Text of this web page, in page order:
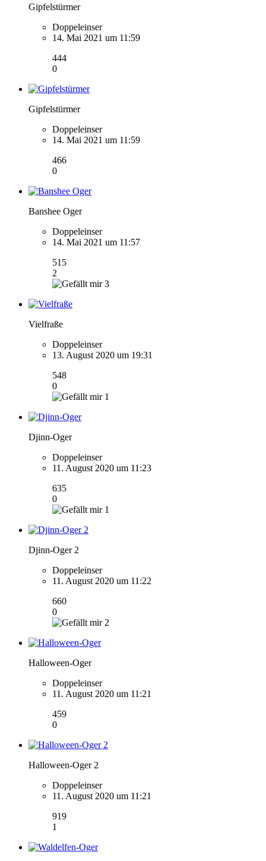
Gipfelstürmer
Doppeleinser
14. Mai 2021 um 11:59
444
0
Gipfelstürmer
Doppeleinser
14. Mai 2021 um 11:59
466
0
Banshee Oger
Doppeleinser
14. Mai 2021 um 11:57
515
2
3
Vielfraße
Doppeleinser
13. August 2020 um 19:31
548
0
1
Djinn-Oger
Doppeleinser
11. August 2020 um 11:23
635
0
1
Djinn-Oger 2
Doppeleinser
11. August 2020 um 11:22
660
0
2
Halloween-Oger
Doppeleinser
11. August 2020 um 11:21
459
0
Halloween-Oger 2
Doppeleinser
11. August 2020 um 11:21
919
1